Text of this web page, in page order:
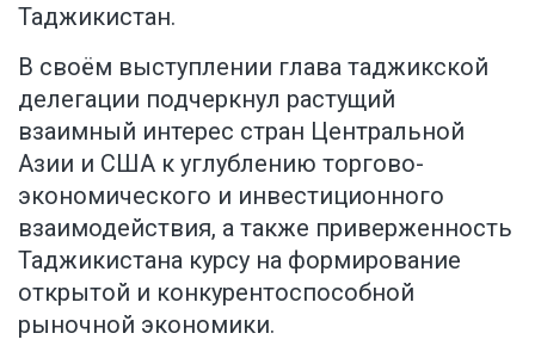
Таджикистан.
В своём выступлении глава таджикской
делегации подчеркнул растущий
взаимный интерес стран Центральной
Азии и США к углублению торгово-
экономического и инвестиционного
взаимодействия, а также приверженность
Таджикистана курсу на формирование
открытой и конкурентоспособной
рыночной экономики.